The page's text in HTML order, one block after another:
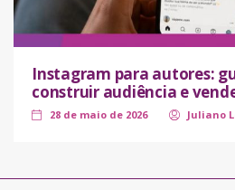
Instagram para autores:
construir audiência e
28 de maio de 2026 Juliano